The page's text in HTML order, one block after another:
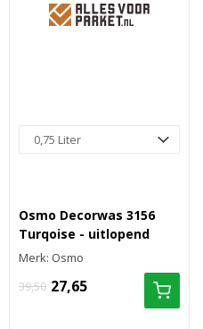
Osmo Decorwas 3156
Turqoise - uitlopend
Merk: Osmo
39,50 27,65